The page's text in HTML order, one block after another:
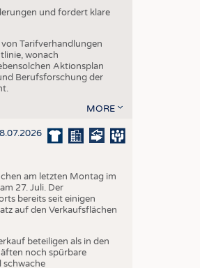
und fordert klare
Tarifverhandlungen
wonach
Aktionsplan
Berufsforschung der
MORE
am letzten Montag im
27. Juli. Der
bereits seit einigen
auf den Verkaufsflächen
beteiligen als in den
noch spürbare
schwache